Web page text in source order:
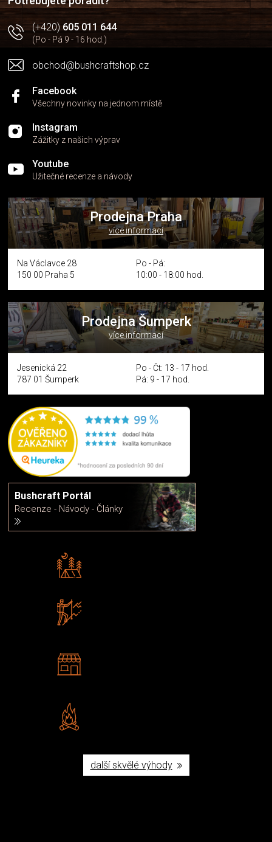
(+420)605 011 644
(Po - Pá 9 - 16 hod.)
obchod@bushcraftshop.cz
Facebook
Všechny novinky na jednom místě
Instagram
Zážitky z našich výprav
Youtube
Užitečné recenze a návody
Prodejna Praha
více informací
Na Václavce 28
150 00 Praha 5
Po - Pá:
10:00 - 18:00 hod.
Prodejna Šumperk
více informací
Jesenická 22
787 01 Šumperk
Po - Čt: 13 - 17 hod.
Pá: 9 - 17 hod.
Bushcraft Portál
Recenze - Návody - Články
další skvělé výhody